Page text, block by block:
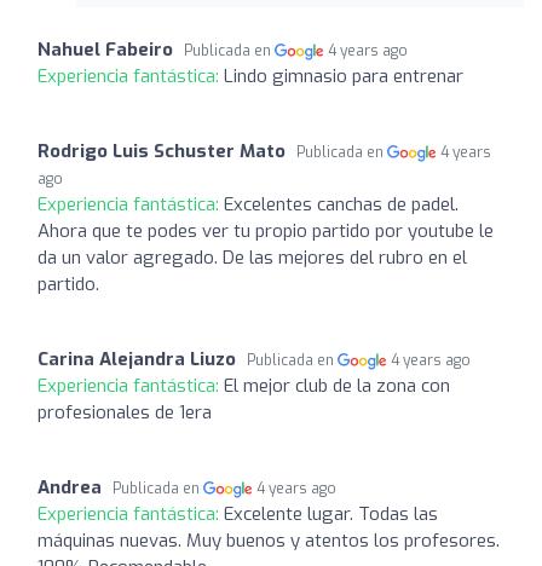
Nahuel Fabeiro Publicada en 4 years ago
Experiencia fantástica: Lindo gimnasio para entrenar
Rodrigo Luis Schuster Mato Publicada en
4 years
ago
Experiencia fantástica: Excelentes canchas de padel.
Ahora que te podes ver tu propio partido por youtube le
da un valor agregado. De las mejores del rubro en el
partido.
Carina Alejandra Liuzo Publicada en 4 years ago
Experiencia fantástica: El mejor club de la zona con
profesionales de 1era
Andrea Publicada en 4 years ago
Experiencia fantástica: Excelente lugar. Todas las
máquinas nuevas. Muy buenos y atentos los profesores.